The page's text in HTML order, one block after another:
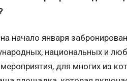
начало января
национальных и
для многих из